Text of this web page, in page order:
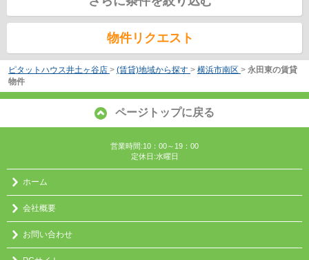
物件リクエスト
ピタットハウス井土ヶ谷店 > (賃貸)地域から探す > 横浜市南区 > 永田東の賃貸
物件
ページトップに戻る
営業時間:10：00～19：00
定休日:水曜日
ホーム
会社概要
お問い合わせ